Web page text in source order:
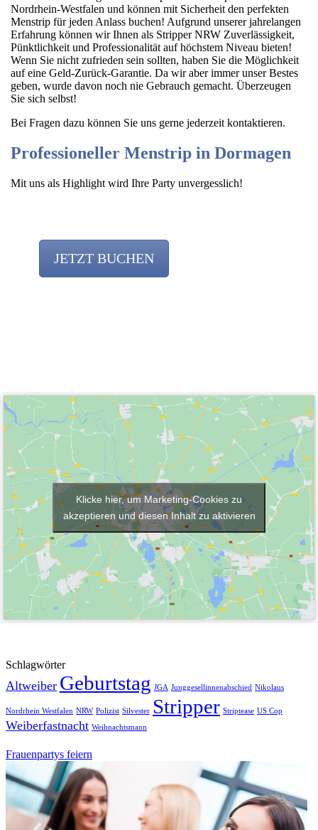
Nordrhein-Westfalen und können mit Sicherheit den perfekten
Menstrip für jeden Anlass buchen! Aufgrund unserer jahrelangen
Erfahrung können wir Ihnen als Stripper NRW Zuverlässigkeit,
Pünktlichkeit und Professionalität auf höchstem Niveau bieten!
Wenn Sie nicht zufrieden sein sollten, haben Sie die Möglichkeit
auf eine Geld-Zurück-Garantie. Da wir aber immer unser Bestes
geben, wurde davon noch nie Gebrauch gemacht. Überzeugen
Sie sich selbst!
Bei Fragen dazu können Sie uns gerne jederzeit kontaktieren.
Professioneller Menstrip in Dormagen
Mit uns als Highlight wird Ihre Party unvergesslich!
JETZT BUCHEN
Klicke hier, um Marketing-Cookies zu
akzeptieren und diesen Inhalt zu aktivieren
Schlagwörter
Altweiber Geburtstag JGA Junggesellinnenabschied Nikolaus
Nordrhein Westfalen NRW Polizist Silvester Stripper Striptease US Cop
Weiberfastnacht Weihnachtsmann
Frauenpartys feiern